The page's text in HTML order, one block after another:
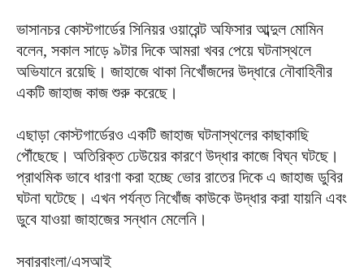
ভাসানচর কোস্টগার্ডের সিনিয়র ওয়ারেন্ট অফিসার আব্দুল মোমিন
বলেন, সকাল সাড়ে ৯টার দিকে আমরা খবর পেয়ে ঘটনাস্থলে
অভিযানে রয়েছি। জাহাজে থাকা নিখোঁজদের উদ্ধারে নৌবাহিনীর
একটি জাহাজ কাজ শুরু করেছে।
এছাড়া কোস্টগার্ডেরও একটি জাহাজ ঘটনাস্থলের কাছাকাছি
পৌঁছেছে। অতিরিক্ত ঢেউয়ের কারণে উদ্ধার কাজে বিঘ্ন ঘটছে।
প্রাথমিক ভাবে ধারণা করা হচ্ছে ভোর রাতের দিকে এ জাহাজ ডুবির
ঘটনা ঘটেছে। এখন পর্যন্ত নিখোঁজ কাউকে উদ্ধার করা যায়নি এবং
ডুবে যাওয়া জাহাজের সন্ধান মেলেনি।
সবারবাংলা/এসআই